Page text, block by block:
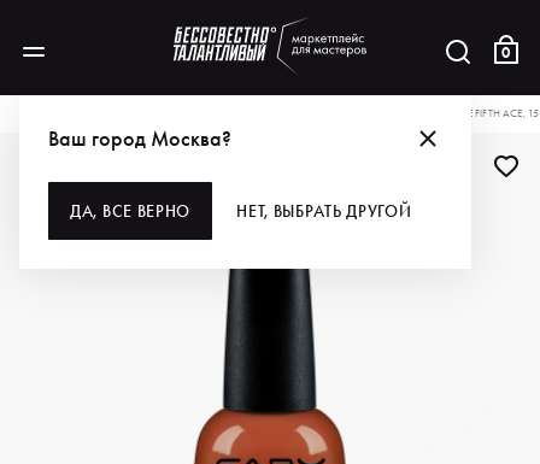
0
Ваш город Москва?
ДА, ВСЕ ВЕРНО НЕТ, ВЫБРАТЬ ДРУГОЙ
FABY ЛАК ДЛЯ НОГТЕЙ THE FIFTH ACE,